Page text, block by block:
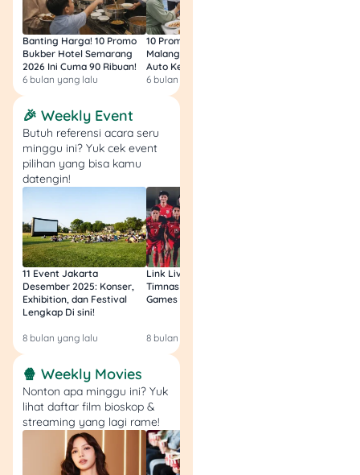
8. Produk Handmade
Kalau kamu kreatif, coba
buat aksesori, souvenir
pernikahan,atau dekorasi
rumah dari bahan
sederhana.
Tips:Tawarkan sebagai
produk limited edition agar
9. Hampers dan Parcel
Setiap momen spesial
seperti lebaran, natal, atau
ulang tahun selalu
membutuhkan
hampers.
Tips:Sediakan beberapa
paket harga, mulai dari
ekonomis hingga premium.
10. Laundry Kilogram
Banting Harga! 10 Promo
Bukber Hotel Semarang
2026 Ini Cuma 90 Ribuan!
6 bulan yang lalu
10 Promo Bukber Hotel
Malang 2026: Start 75rb,
Auto Kenyang!
6 bulan yang lalu
🎉 Weekly Event
Butuh referensi acara seru
minggu ini? Yuk cek event
pilihan yang bisa kamu
datengin!
11 Event Jakarta
Desember 2025: Konser,
Exhibition, dan Festival
Lengkap Di sini!
8 bulan yang lalu
Link Live Streaming
Timnas vs Filipina SEA
Games Malam Ini, Gratis!
8 bulan yang lalu
🍿 Weekly Movies
Nonton apa minggu ini? Yuk
lihat daftar film bioskop &
streaming yang lagi rame!